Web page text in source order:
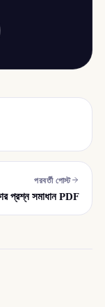
পরবর্তী পোস্ট
প্রশ্ন সমাধান PDF